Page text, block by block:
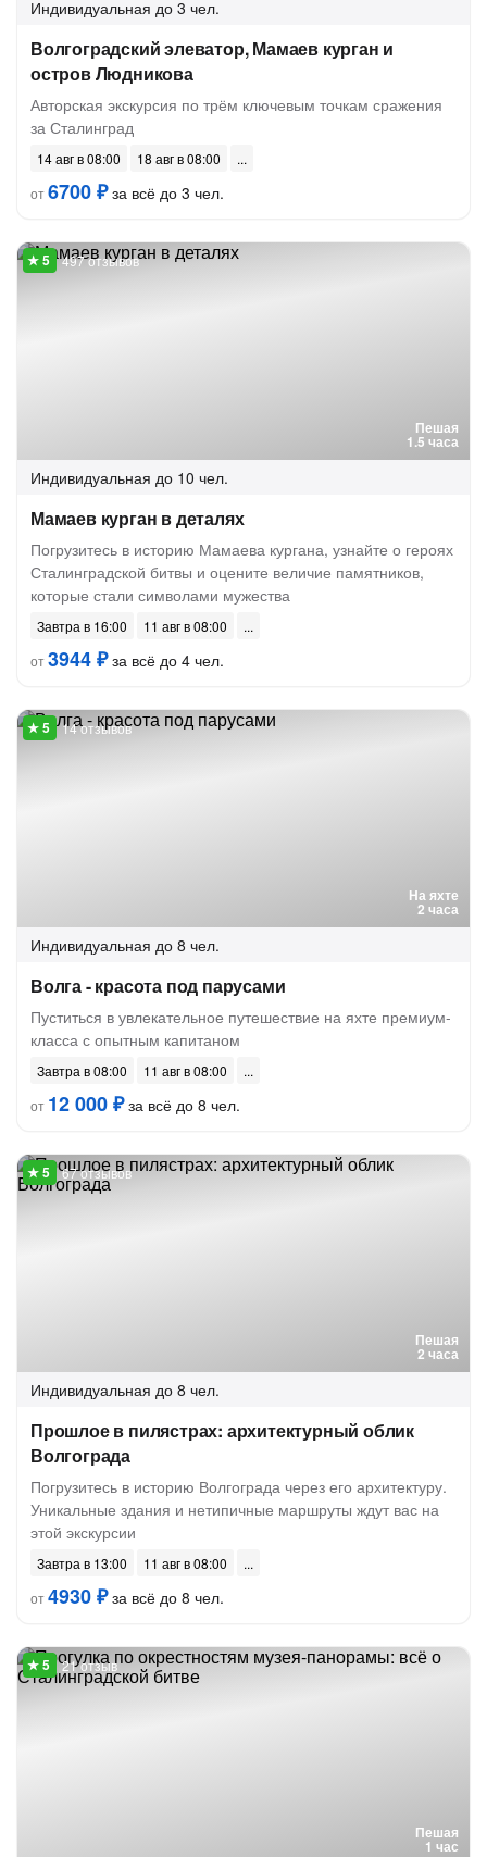
Индивидуальная до 3 чел.
Волгоградский элеватор, Мамаев курган и
остров Людникова
Авторская экскурсия по трём ключевым точкам сражения
за Сталинград
14 авг в 08:00
18 авг в 08:00
от6700 ₽за всё до 3 чел.
Пешая
1.5 часа
497 отзывов
Индивидуальная до 10 чел.
Мамаев курган в деталях
Погрузитесь в историю Мамаева кургана, узнайте о героях
Сталинградской битвы и оцените величие памятников,
которые стали символами мужества
Завтра в 16:00
11 авг в 08:00
от3944 ₽за всё до 4 чел.
На яхте
2 часа
14 отзывов
Индивидуальная до 8 чел.
Волга - красота под парусами
Пуститься в увлекательное путешествие на яхте премиум-
класса с опытным капитаном
Завтра в 08:00
11 авг в 08:00
от 12 000 ₽за всё до 8 чел.
Пешая
2 часа
67 отзывов
Индивидуальная до 8 чел.
Прошлое в пилястрах: архитектурный облик
Волгограда
Погрузитесь в историю Волгограда через его архитектуру.
Уникальные здания и нетипичные маршруты ждут вас на
этой экскурсии
Завтра в 13:00
11 авг в 08:00
от4930 ₽за всё до 8 чел.
Пешая
1 час
21 отзыв